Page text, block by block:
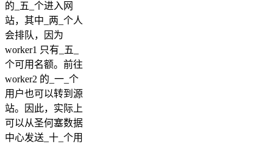
的_五_个进入网
站，其中_两_个人
会排队，因为
worker1 只有_五_
个可用名额。前往
worker2 的_一_个
用户也可以转到源
站。因此，实际上
可以从圣何塞数据
中心发送_十_个用